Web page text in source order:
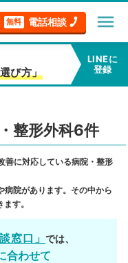
無料 電話相談 menu
び方」
LINEに
登録
整形外科6件
善に対応している病院・整形
病院があります。その中から
す。
窓口」では、
合わせて